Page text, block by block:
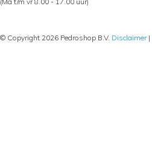
© Copyright 2026 Pedroshop B.V. Disclaimer|